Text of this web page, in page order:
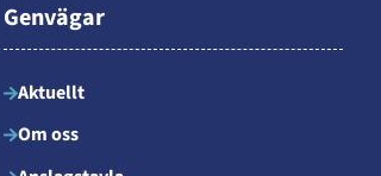
Genvägar
Aktuellt
Om oss